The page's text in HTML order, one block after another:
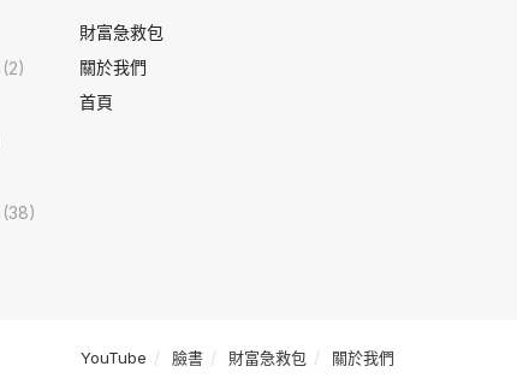
(2)
(38)
財富急救包
關於我們
首頁
YouTube 臉書 財富急救包 關於我們